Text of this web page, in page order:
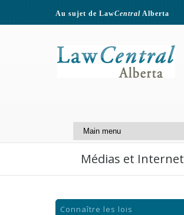
Au sujet de LawCentralAlberta
Médias et Internet
Connaître les lois